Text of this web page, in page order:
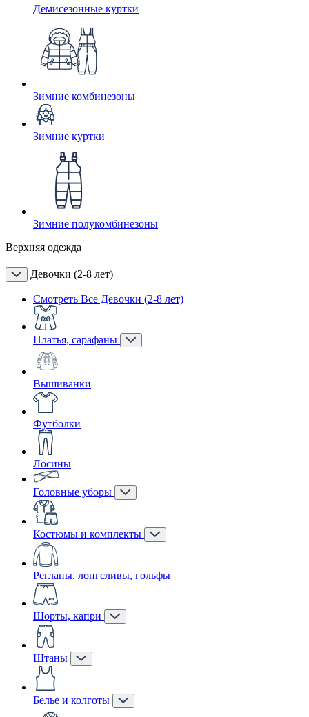
Демисезонные куртки
Зимние комбинезоны
Зимние куртки
Зимние полукомбинезоны
Верхняя одежда
Девочки (2-8 лет)
Смотреть Все Девочки (2-8 лет)
Платья, сарафаны
Вышиванки
Футболки
Лосины
Головные уборы
Костюмы и комплекты
Регланы, лонгсливы, гольфы
Шорты, капри
Штаны
Белье и колготы